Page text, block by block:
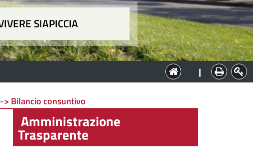
SIAPICCIA
|
Bilancio consuntivo
Amministrazione
Trasparente